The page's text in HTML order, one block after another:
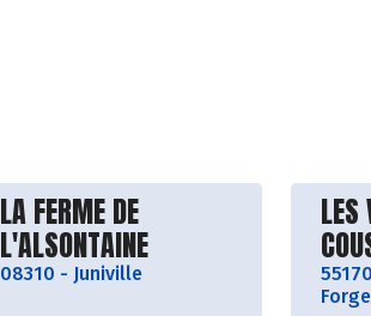
Découvrir le producteur
LA FERME DE
L'ALSONTAINE
08310 - Juniville
LES
55170